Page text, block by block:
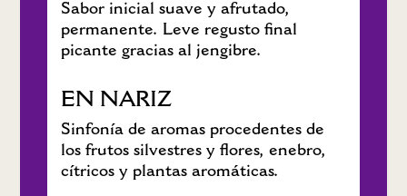
Sabor inicial suave y afrutado,
permanente. Leve regusto final
picante gracias al jengibre.
EN NARIZ
Sinfonía de aromas procedentes de
los frutos silvestres y flores, enebro,
cítricos y plantas aromáticas.